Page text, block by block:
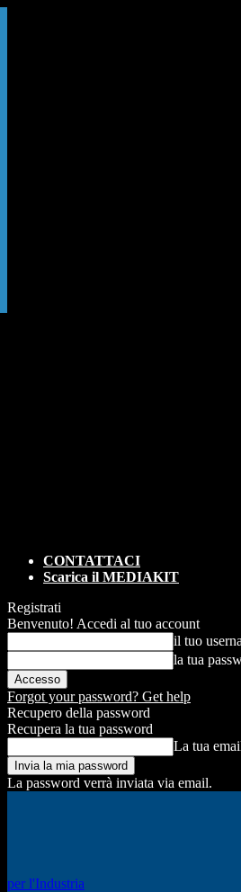
CONTATTACI
Scarica il MEDIAKIT
Registrati
Benvenuto! Accedi al tuo account
il tuo
la tua
Forgot your password? Get help
Recupero della password
Recupera la tua password
La tua
La password verrà inviata via email.
per l'Industria